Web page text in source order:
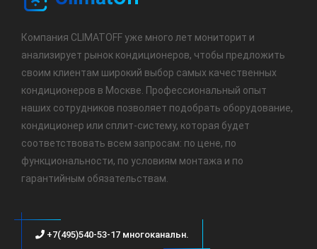
Компания CLIMATOFF уже много лет мониторит и
анализирует рынок кондиционеров, чтобы предложить
своим клиентам широкий выбор самых качественных
кондиционеров в Москве. Профессиональный опыт
наших сотрудников позволяет подобрать оборудование,
кондиционер или сплит-систему, которая будет
соответствовать всем запросам: по цене, по
функциональности, по условиям монтажа и по
гарантийным обязательствам.
+7(495)540-53-17 многоканальн.